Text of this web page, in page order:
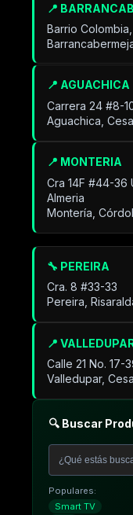
📍
Barrio
📍 AGUACHICA
Carrera 24 #8-
Aguachica,
📍 MONTERIA
Cra 14F #44-36
Almeria
Montería,
📍
Calle 21 No. 17-
Valledupar,
🔧 PEREIRA
Cra. 8 #33-33
Pereira,
🔍 Buscar
Populares:
Smart TV